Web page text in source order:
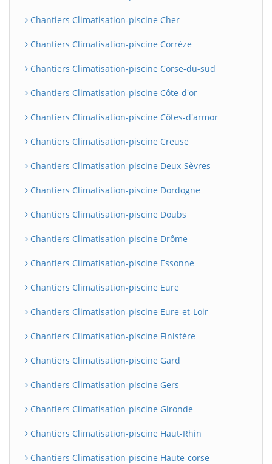
Chantiers Climatisation-piscine Cher
Chantiers Climatisation-piscine Corrèze
Chantiers Climatisation-piscine Corse-du-sud
Chantiers Climatisation-piscine Côte-d'or
Chantiers Climatisation-piscine Côtes-d'armor
Chantiers Climatisation-piscine Creuse
Chantiers Climatisation-piscine Deux-Sèvres
Chantiers Climatisation-piscine Dordogne
Chantiers Climatisation-piscine Doubs
Chantiers Climatisation-piscine Drôme
Chantiers Climatisation-piscine Essonne
Chantiers Climatisation-piscine Eure
Chantiers Climatisation-piscine Eure-et-Loir
Chantiers Climatisation-piscine Finistère
Chantiers Climatisation-piscine Gard
Chantiers Climatisation-piscine Gers
Chantiers Climatisation-piscine Gironde
Chantiers Climatisation-piscine Haut-Rhin
Chantiers Climatisation-piscine Haute-corse